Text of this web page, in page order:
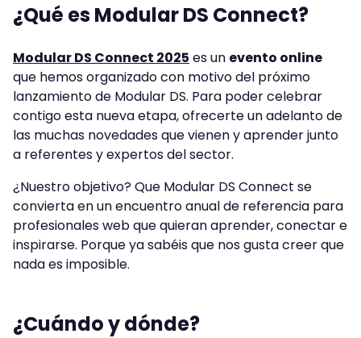
¿Qué es Modular DS Connect?
Modular DS Connect 2025 es un evento online
que hemos organizado con motivo del próximo
lanzamiento de Modular DS. Para poder celebrar
contigo esta nueva etapa, ofrecerte un adelanto de
las muchas novedades que vienen y aprender junto
a referentes y expertos del sector.
¿Nuestro objetivo? Que Modular DS Connect se
convierta en un encuentro anual de referencia para
profesionales web que quieran aprender, conectar e
inspirarse. Porque ya sabéis que nos gusta creer que
nada es imposible.
¿Cuándo y dónde?